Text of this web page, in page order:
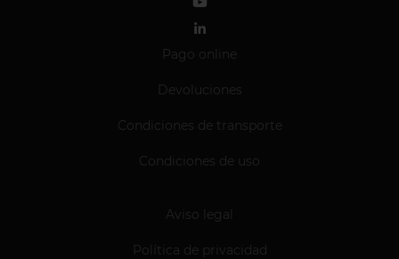
Pago online
Devoluciones
Condiciones de transporte
Condiciones de uso
Aviso legal
Política de privacidad